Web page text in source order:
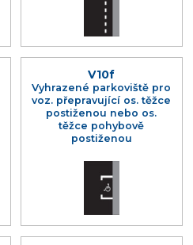
V10f
Vyhrazené parkoviště pro
voz. přepravující os. těžce
postiženou nebo os.
těžce pohybově
postiženou